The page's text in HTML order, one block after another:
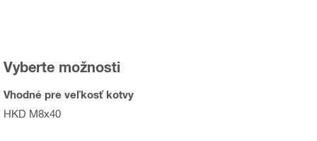
Vyberte možnosti
Vhodné pre veľkosť kotvy
HKD M8x40